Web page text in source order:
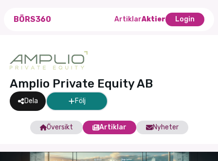
BÖRS360 ArtiklarAktier Login
Amplio Private Equity AB
Dela Följ
Översikt Artiklar Nyheter